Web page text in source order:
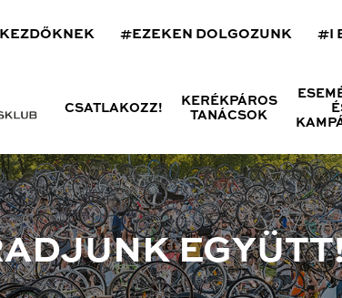
#EZEKEN DOLGOZUNK #I
CSATLAKOZZ!
KERÉKPÁROS
TANÁCSOK